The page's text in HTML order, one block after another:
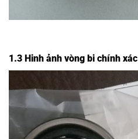
1.3 Hinh ảnh vòng bi chính xác